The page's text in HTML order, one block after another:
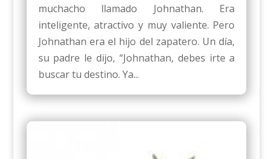
muchacho llamado Johnathan. Era
inteligente, atractivo y muy valiente. Pero
Johnathan era el hijo del zapatero. Un día,
su padre le dijo, “Johnathan, debes irte a
buscar tu destino. Ya...